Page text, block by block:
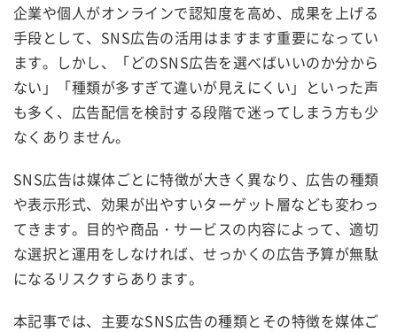
企業や個人がオンラインで認知度を高め、成果を上げる
手段として、SNS広告の活用はますます重要になってい
ます。しかし、「どのSNS広告を選べばいいのか分から
ない」「種類が多すぎて違いが見えにくい」といった声
も多く、広告配信を検討する段階で迷ってしまう方も少
なくありません。
SNS広告は媒体ごとに特徴が大きく異なり、広告の種類
や表示形式、効果が出やすいターゲット層なども変わっ
てきます。目的や商品・サービスの内容によって、適切
な選択と運用をしなければ、せっかくの広告予算が無駄
になるリスクすらあります。
本記事では、主要なSNS広告の種類とその特徴を媒体ご